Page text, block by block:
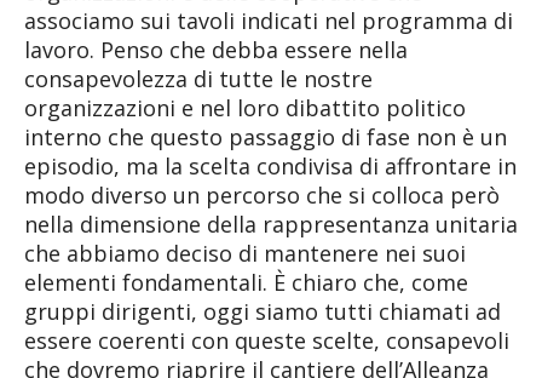
associamo sui tavoli indicati nel programma di
lavoro. Penso che debba essere nella
consapevolezza di tutte le nostre
organizzazioni e nel loro dibattito politico
interno che questo passaggio di fase non è un
episodio, ma la scelta condivisa di affrontare in
modo diverso un percorso che si colloca però
nella dimensione della rappresentanza unitaria
che abbiamo deciso di mantenere nei suoi
elementi fondamentali. È chiaro che, come
gruppi dirigenti, oggi siamo tutti chiamati ad
essere coerenti con queste scelte, consapevoli
che dovremo riaprire il cantiere dell’Alleanza